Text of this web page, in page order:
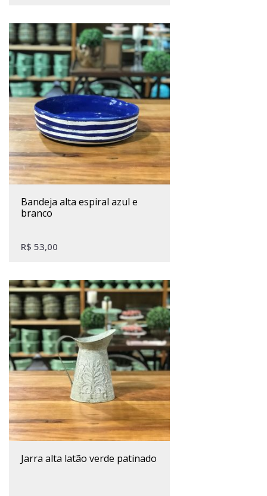
bandeja alta espiral azul e
branco
R$ 53,00
jarra alta latão verde patinado